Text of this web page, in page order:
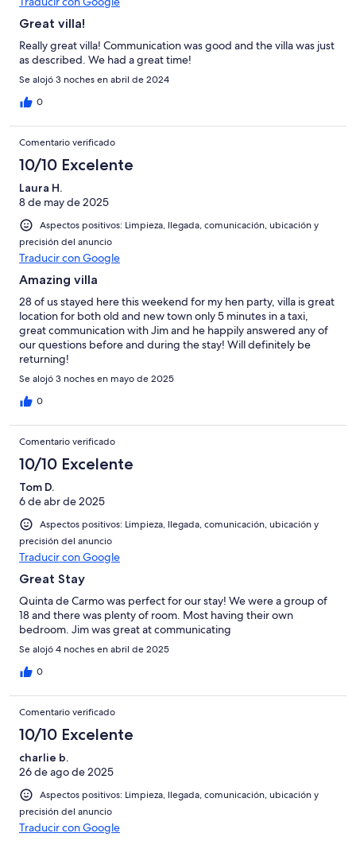
Great villa!
Really great villa! Communication was good and the villa was just
as described. We had a great time!
Se alojó 3 noches en abril de 2024
0
Comentario verificado
10/10 Excelente
Laura H.
8 de may de 2025
Aspectos positivos: Limpieza, llegada, comunicación, ubicación y
precisión del anuncio
Traducir con Google
Amazing villa
28 of us stayed here this weekend for my hen party, villa is great
location for both old and new town only 5 minutes in a taxi,
great communication with Jim and he happily answered any of
our questions before and during the stay! Will definitely be
returning!
Se alojó 3 noches en mayo de 2025
0
Comentario verificado
10/10 Excelente
Tom D.
6 de abr de 2025
Aspectos positivos: Limpieza, llegada, comunicación, ubicación y
precisión del anuncio
Traducir con Google
Great Stay
Quinta de Carmo was perfect for our stay! We were a group of
18 and there was plenty of room. Most having their own
bedroom. Jim was great at communicating
Se alojó 4 noches en abril de 2025
0
Comentario verificado
10/10 Excelente
charlie b.
26 de ago de 2025
Aspectos positivos: Limpieza, llegada, comunicación, ubicación y
precisión del anuncio
Traducir con Google